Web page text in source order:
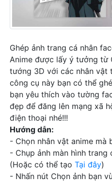
Ghép ảnh trang cá nhân
Anime được lấy ý tưởng từ
tướng 3D với các nhân vật
công cụ này bạn có thể
bạn yêu thích vào tường
đẹp để đăng lên mạng xã
điện thoại nhé!!!
Hướng dẫn:
- Chọn nhân vật anime mà
- Chụp ảnh màn hình trang
(Hoặc có thể tạo Tại đây)
- Nhấn nút Chọn ảnh bạn